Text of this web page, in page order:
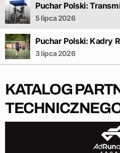
Puchar Polski:
5 lipca 2026
3 lipca 2026
KATALOG